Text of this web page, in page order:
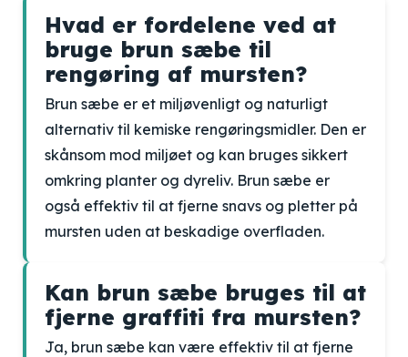
Hvad er fordelene ved at
bruge brun sæbe til
rengøring af mursten?
Brun sæbe er et miljøvenligt og naturligt
alternativ til kemiske rengøringsmidler. Den er
skånsom mod miljøet og kan bruges sikkert
omkring planter og dyreliv. Brun sæbe er
også effektiv til at fjerne snavs og pletter på
mursten uden at beskadige overfladen.
Kan brun sæbe bruges til at
fjerne graffiti fra mursten?
Ja, brun sæbe kan være effektiv til at fjerne